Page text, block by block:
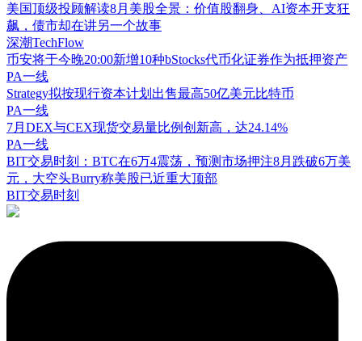
美国顶级投顾解读8月美股全景：价值股翻身、AI资本开支狂
飙，债市却在讲另一个故事
深潮TechFlow
币安将于今晚20:00新增10种bStocks代币化证券作为抵押资产
PA一线
Strategy拟按现行资本计划出售最高50亿美元比特币
PA一线
7月DEX与CEX现货交易量比例创新高，达24.14%
PA一线
BIT交易时刻：BTC在6万4震荡，预测市场押注8月跌破6万美
元，大空头Burry称美股已近重大顶部
BIT交易时刻